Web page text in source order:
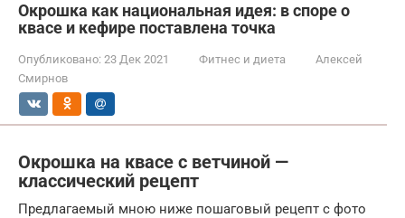
Окрошка как национальная идея: в споре о
квасе и кефире поставлена точка
Опубликовано: 23 Дек 2021 Фитнес и диета
Алексей
Смирнов
Окрошка на квасе с ветчиной —
классический рецепт
Предлагаемый мною ниже пошаговый рецепт с фото